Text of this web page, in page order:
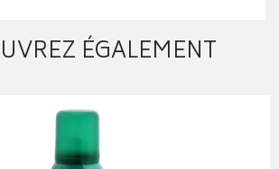
ÉGALEMENT